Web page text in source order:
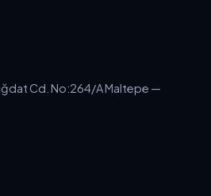
Cd. No:264/A Maltepe —